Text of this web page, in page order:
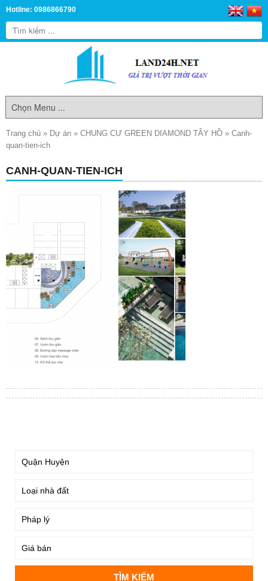
Hotline: 0986866790
Trang chủ » Dự án » CHUNG CƯ GREEN DIAMOND TÂY HỒ » Canh-
quan-tien-ich
CANH-QUAN-TIEN-ICH